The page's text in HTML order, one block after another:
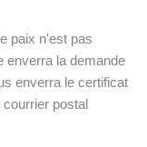
paix n'est pas
enverra la demande
enverra le certificat
postal